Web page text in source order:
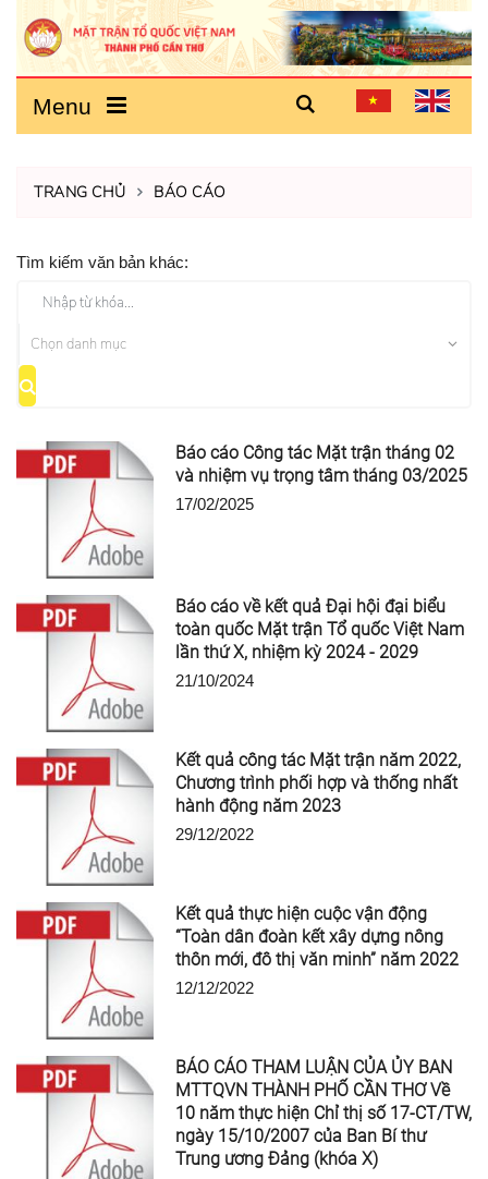
Menu
TRANG CHỦ BÁO CÁO
Tìm kiếm văn bản khác:
Báo cáo Công tác Mặt trận tháng 02
và nhiệm vụ trọng tâm tháng 03/2025
17/02/2025
Báo cáo về kết quả Đại hội đại biểu
toàn quốc Mặt trận Tổ quốc Việt Nam
lần thứ X, nhiệm kỳ 2024 - 2029
21/10/2024
Kết quả công tác Mặt trận năm 2022,
Chương trình phối hợp và thống nhất
hành động năm 2023
29/12/2022
Kết quả thực hiện cuộc vận động
“Toàn dân đoàn kết xây dựng nông
thôn mới, đô thị văn minh” năm 2022
12/12/2022
BÁO CÁO THAM LUẬN CỦA ỦY BAN
MTTQVN THÀNH PHỐ CẦN THƠ Về
10 năm thực hiện Chỉ thị số 17-CT/TW,
ngày 15/10/2007 của Ban Bí thư
Trung ương Đảng (khóa X)